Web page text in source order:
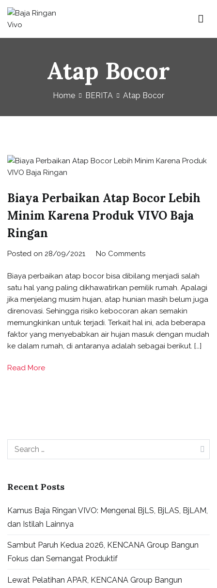
Baja Ringan Vivo
Website Baja Ringan Vivo
Atap Bocor
Home BERITA Atap Bocor
Biaya Perbaikan Atap Bocor Lebih
Minim Karena Produk VIVO Baja
Ringan
Posted on 28/09/2021 No Comments
Biaya perbaikan atap bocor bisa dibilang menjadi salah
satu hal yang paling dikhawatirkan pemilik rumah. Apalagi
jika menjelang musim hujan, atap hunian masih belum juga
direnovasi. Sehingga risiko kebocoran akan semakin
memungkinkan untuk terjadi. Terkait hal ini, ada beberapa
faktor yang menyebabkan air hujan masuk dengan mudah
ke dalam rumah, di antaranya adalah sebagai berikut. […]
Read More
Recent Posts
Kamus Baja Ringan VIVO: Mengenal BjLS, BjLAS, BjLAM,
dan Istilah Lainnya
Sambut Paruh Kedua 2026, KENCANA Group Bangun
Fokus dan Semangat Produktif
Lewat Pelatihan APAR, KENCANA Group Bangun